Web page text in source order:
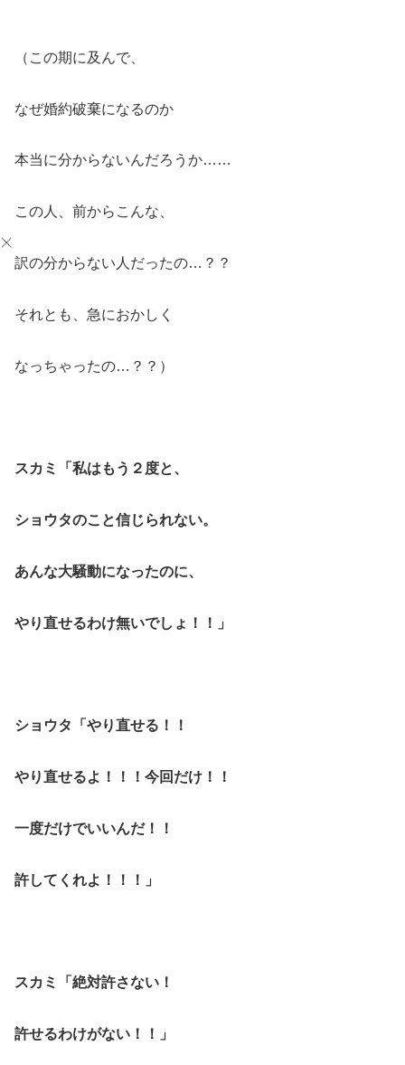
（この期に及んで、
なぜ婚約破棄になるのか
本当に分からないんだろうか……
この人、前からこんな、
訳の分からない人だったの…？？
それとも、急におかしく
なっちゃったの…？？）
スカミ「私はもう２度と、
ショウタのこと信じられない。
あんな大騒動になったのに、
やり直せるわけ無いでしょ！！」
ショウタ「やり直せる！！
やり直せるよ！！！今回だけ！！
一度だけでいいんだ！！
許してくれよ！！！」
スカミ「絶対許さない！
許せるわけがない！！」